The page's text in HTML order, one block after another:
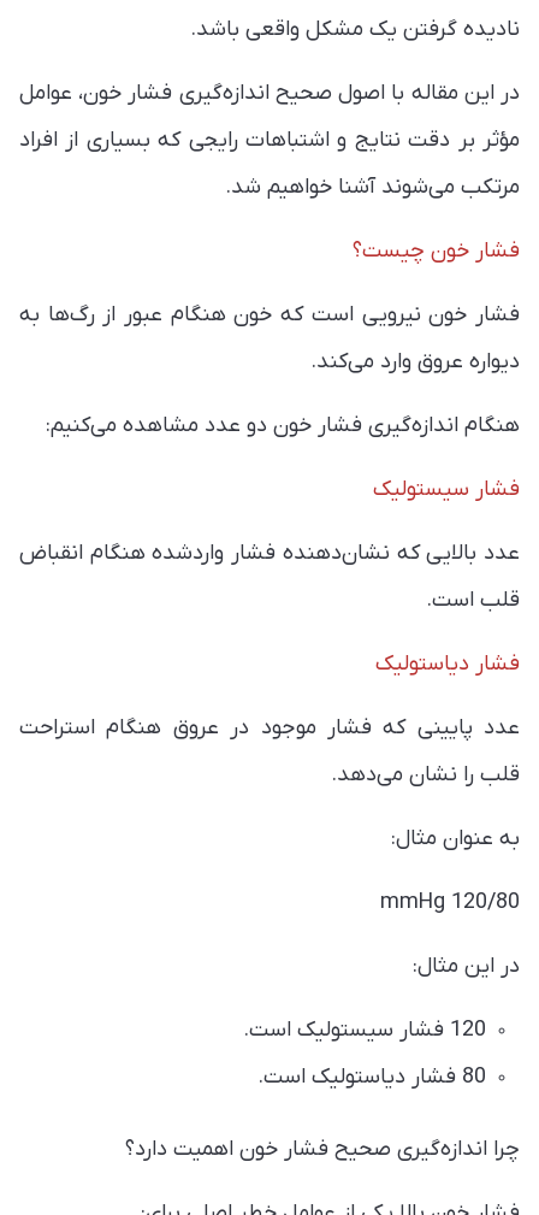
نادیده گرفتن یک مشکل واقعی باشد.
در این مقاله با اصول صحیح اندازه‌گیری فشار خون، عوامل
مؤثر بر دقت نتایج و اشتباهات رایجی که بسیاری از افراد
مرتکب می‌شوند آشنا خواهیم شد.
فشار خون چیست؟
فشار خون نیرویی است که خون هنگام عبور از رگ‌ها به
دیواره عروق وارد می‌کند.
هنگام اندازه‌گیری فشار خون دو عدد مشاهده می‌کنیم:
فشار سیستولیک
عدد بالایی که نشان‌دهنده فشار واردشده هنگام انقباض
قلب است.
فشار دیاستولیک
عدد پایینی که فشار موجود در عروق هنگام استراحت
قلب را نشان می‌دهد.
به عنوان مثال:
120/80 mmHg
در این مثال:
120 فشار سیستولیک است.
80 فشار دیاستولیک است.
چرا اندازه‌گیری صحیح فشار خون اهمیت دارد؟